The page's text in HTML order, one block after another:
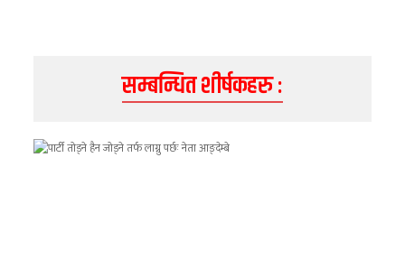
ग्यालरी
सम्बन्धित शीर्षकहरु :